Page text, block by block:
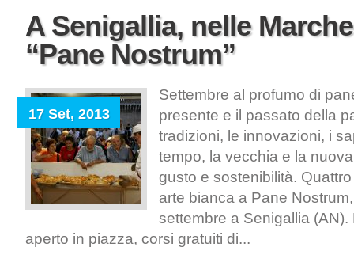
A Senigallia, nelle
“Pane Nostrum”
17 Set, 2013
Settembre al profumo di
presente e il passato della
tradizioni, le innovazioni, i
tempo, la vecchia e la
gusto e sostenibilità.
arte bianca a Pane
settembre a Senigallia (AN).
aperto in piazza, corsi gratuiti di...